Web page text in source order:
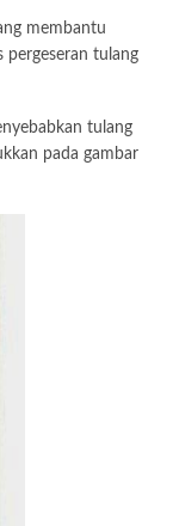
membantu
pergeseran tulang
tulang
pada gambar